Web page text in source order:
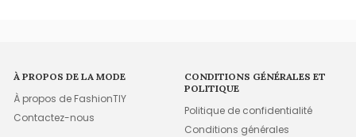
À PROPOS DE LA MODE
À propos de FashionTIY
Contactez-nous
CONDITIONS GÉNÉRALES ET
POLITIQUE
Politique de confidentialité
Conditions générales